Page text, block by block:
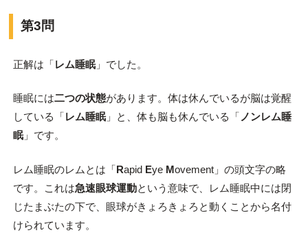
第3問
正解は「レム睡眠」でした。
睡眠には二つの状態があります。体は休んでいるが脳は覚醒
している「レム睡眠」と、体も脳も休んでいる「 ノンレム睡
眠」です。
レム睡眠のレムとは「Rapid Eye Movement」の頭文字の略
です。これは急速眼球運動という意味で、レム睡眠中には閉
じたまぶたの下で、眼球がきょろきょろと動くことから名付
けられています。